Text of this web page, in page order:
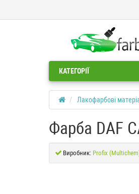
КАТЕГОРІЇ
Лакофарбові
Фарба DAF
Виробник: Profix